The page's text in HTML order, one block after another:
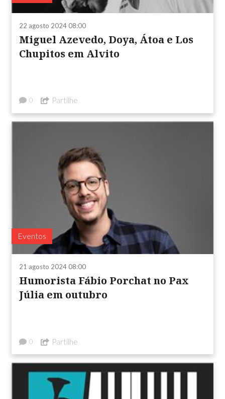
22 agosto 2024 08:00
Miguel Azevedo, Doya, Átoa e Los
Chupitos em Alvito
0 Partilhe
Eventos
21 agosto 2024 08:00
Humorista Fábio Porchat no Pax
Júlia em outubro
0 Partilhe